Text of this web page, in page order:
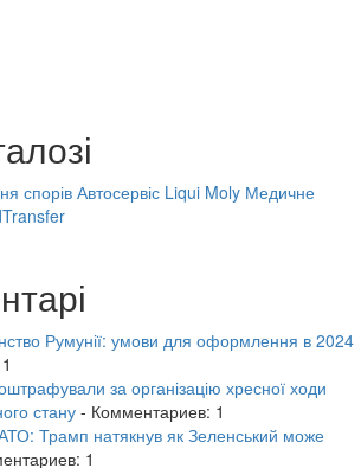
спорів Автосервіс Liqui Moly Медичне
Румунії: умови для оформлення в 2024
за організацію хресної ходи
стану - Комментариев: 1
Трамп натякнув як Зеленський може
1